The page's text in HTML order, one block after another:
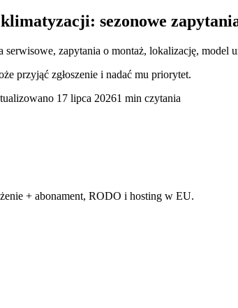
sezonowe
zapytania o montaż, lokalizację, model
przyjąć zgłoszenie i nadać mu priorytet.
17 lipca 20261 min czytania
+ abonament, RODO i hosting w EU.